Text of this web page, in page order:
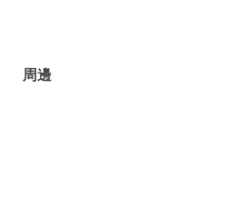
周邊